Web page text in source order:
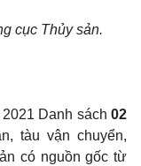
cục Thủy sản.
2021 Danh sách02
tàu vận chuyển,
có nguồn gốc từ